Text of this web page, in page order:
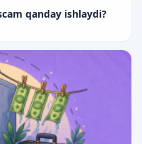
qanday ishlaydi?